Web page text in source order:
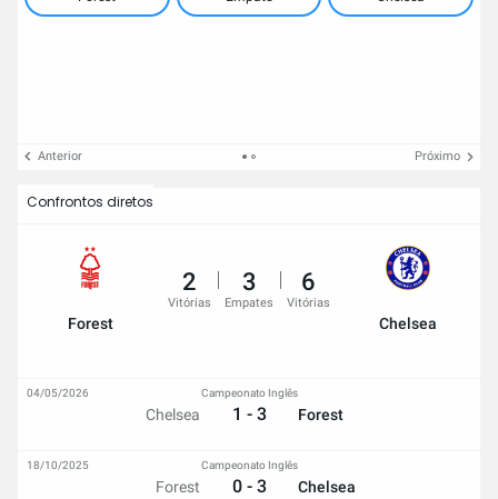
Anterior Próximo
Confrontos diretos
Forest
2
Vitórias
3
Empates
6
Vitórias
Chelsea
Chelsea
Campeonato Inglês
1 - 3 Forest
04/05/2026
Forest
Campeonato Inglês
0 - 3 Chelsea
18/10/2025